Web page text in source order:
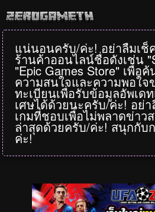
แน่นอนครับ/ค่ะ! อย่าลืมเช็
ร้านค้าออนไลน์ชื่อดังเช่น
"Epic Games Store" เพื่อ
ความสนใจและความพอใ
ทะเบียนเพื่อรับข้อมูลอัพเด
เศษได้ด้วยนะครับ/ค่ะ! อย่
เกมที่ชอบเพื่อไม่พลาดข่าว
ล่าสุดด้วยครับ/ค่ะ! สนุกกับ
ค่ะ!